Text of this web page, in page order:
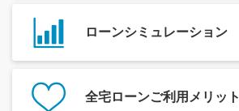
ローンシミュレーション
全宅ローンご利用メリット